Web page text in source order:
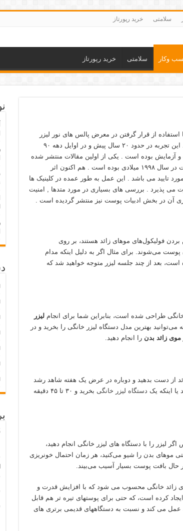
سلامتی خرید رپورتاز
وکار سلامتی خرید رپورتاز
استفاده از قرار گرفتن در معرض پالس های نور لیزر
می باشد این کار باعث از بین رفتن فولیکول مو می شود . این تجربه در حدود ۲۰ سال پیش و در اوایل دهه ۹۰
و آزمایش بوده است . یکی از اولین مقالات منتشر شده
در این زمینه توسط گروهی از پزشکان عمومی ماساچوست در سال ۱۹۹۸ میلادی بوده است . هم اکنون اثر
تایید می باشد . این عمل به طور عمده در کلینیک ها
پذیرد . بررسی های بسیاری در مورد متدها , امنیت
آن در بخش ادبیات پوست نیز منتشر گردیده است .
فولیکول‌های موهای زائد هستند، بر روی
می‌شوند. برای مثال اگر به دلیل اینکه مدام
بعد از چند جلسه لیزر متوجه خواهید شد که
خانگی طراحی شده است، بنابراین شما برای انجاملیزر
می‌توانید بهترین مدل دستگاه لیزر خانگی را بخرید و در
موی زائد بدن را انجام دهید.
از دست بدهید و دوباره در عرض یک هفته شاهد رشد
یا اینکه یک دستگاه لیزر خانگی
بخرید و ۳۰ تا ۴۵ دقیقه
لیزر را با دستگاه ‌های لیزر خانگی انجام دهید،
موهای بدن را شیو می‌کنید، هر زمان احتمال خونریزی
هر حال بافت پوست بسیار آسیب می‌بیند.
زائد خانگی محسوب می شود که با افزایش قدرت و
کرده است، که حتی برای پوستهای تیره تر هم قابل
عمل می کند و نسبت به دستگاههای قدیمی برتری های